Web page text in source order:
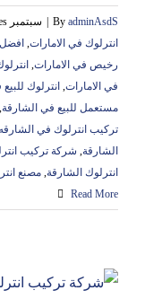
By adminAsdS سبتمبر 18th, 2021
انترلوك في الامارات,
رخيص في الامارات,
في الامارات, انترلوك
مستعمل للبيع في الشارقة,
تركيب انترلوك في الشارقه
الشارقة, شركة تركيب
انترلوك الشارقة, مصنع
Read More